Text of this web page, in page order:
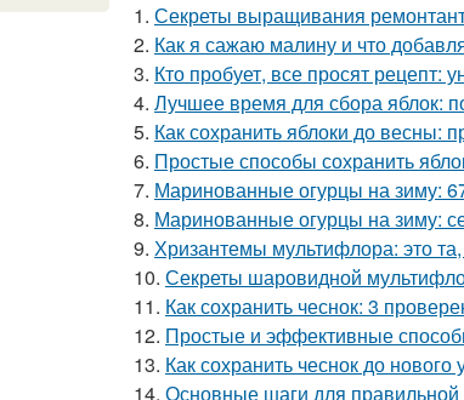
1. Секреты выращивания
2. Как я сажаю малину и что
3. Кто пробует, все просят рецепт:
4. Лучшее время для сбора яблок:
5. Как сохранить яблоки до весны:
6. Простые способы сохранить
7. Маринованные огурцы на зиму:
8. Маринованные огурцы на зиму:
9. Хризантемы мультифлора: это
10. Секреты шаровидной
11. Как сохранить чеснок: 3
12. Простые и эффективные
13. Как сохранить чеснок до
14. Основные шаги для правильной